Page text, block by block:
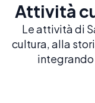
Attività
Le attività di
cultura, alla